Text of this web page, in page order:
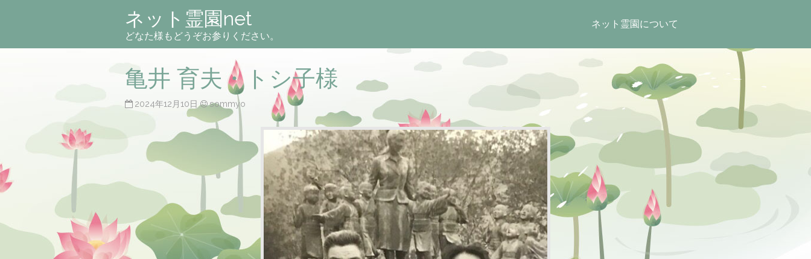
ネット霊園net
どなた様もどうぞお参りください。
ネット霊園について
亀井 育夫・トシ子様
2024年12月10日 sommyo